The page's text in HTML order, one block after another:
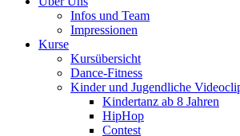
Infos und Team
Impressionen
Kurse
Kursübersicht
Dance-Fitness
Kinder und Jugendliche
Kindertanz ab 8 Jahren
HipHop
Contest